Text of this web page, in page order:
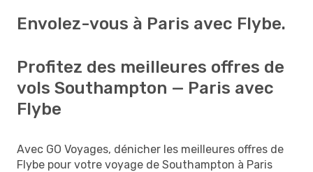
Envolez-vous à Paris avec Flybe.
Profitez des meilleures offres de
vols Southampton — Paris avec
Flybe
Avec GO Voyages, dénicher les meilleures offres de
Flybe pour votre voyage de Southampton à Paris